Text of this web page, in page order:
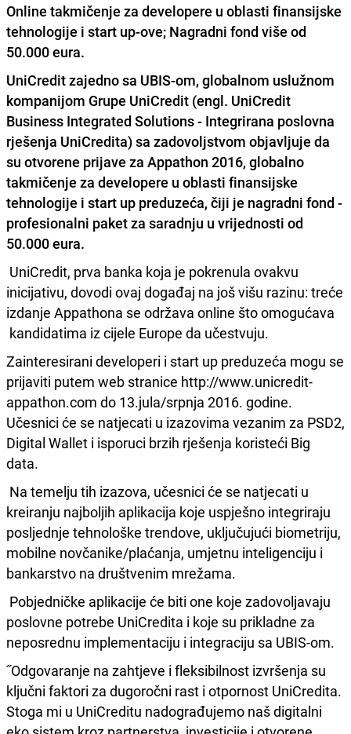
Online takmičenje za developere u oblasti finansijske
tehnologije i start up-ove; Nagradni fond više od
50.000 eura.
UniCreditzajedno sa UBIS-om, globalnom uslužnom
kompanijom Grupe UniCredit (engl. UniCredit
Business Integrated Solutions - Integrirana poslovna
rješenja UniCredita) sa zadovoljstvom objavljuje da
su otvorene prijave za Appathon 2016, globalno
takmičenje za developere u oblasti finansijske
tehnologije i start up preduzeća, čiji je nagradni fond -
profesionalni paket za saradnju u vrijednosti od
50.000 eura.
UniCredit, prva banka koja je pokrenula ovakvu
inicijativu, dovodi ovaj događaj na još višu razinu: treće
izdanje Appathona se održava online što omogućava
kandidatima iz cijele Europe da učestvuju.
Zainteresirani developeri i start up preduzeća mogu se
prijaviti putem web stranice http://www.unicredit-
appathon.com do 13.jula/srpnja 2016. godine.
Učesnici će se natjecati u izazovima vezanim za PSD2,
Digital Wallet i isporuci brzih rješenja koristeći Big
data.
Na temelju tih izazova, učesnici će se natjecati u
kreiranju najboljih aplikacija koje uspješno integriraju
posljednje tehnološke trendove, uključujući biometriju,
mobilne novčanike/plaćanja, umjetnu inteligenciju i
bankarstvo na društvenim mrežama.
Pobjedničke aplikacije će biti one koje zadovoljavaju
poslovne potrebe UniCredita i koje su prikladne za
neposrednu implementaciju i integraciju sa UBIS-om.
˝Odgovaranje na zahtjeve i fleksibilnost izvršenja su
ključni faktori za dugoročni rast i otpornost UniCredita.
Stoga mi u UniCreditu nadograđujemo naš digitalni